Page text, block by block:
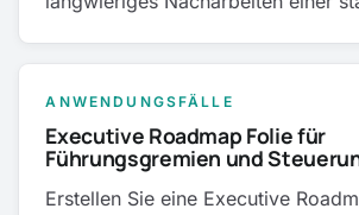
ANWENDUNGSFÄLLE
Executive Roadmap Folie für
Führungsgremien und
Erstellen Sie eine Executive